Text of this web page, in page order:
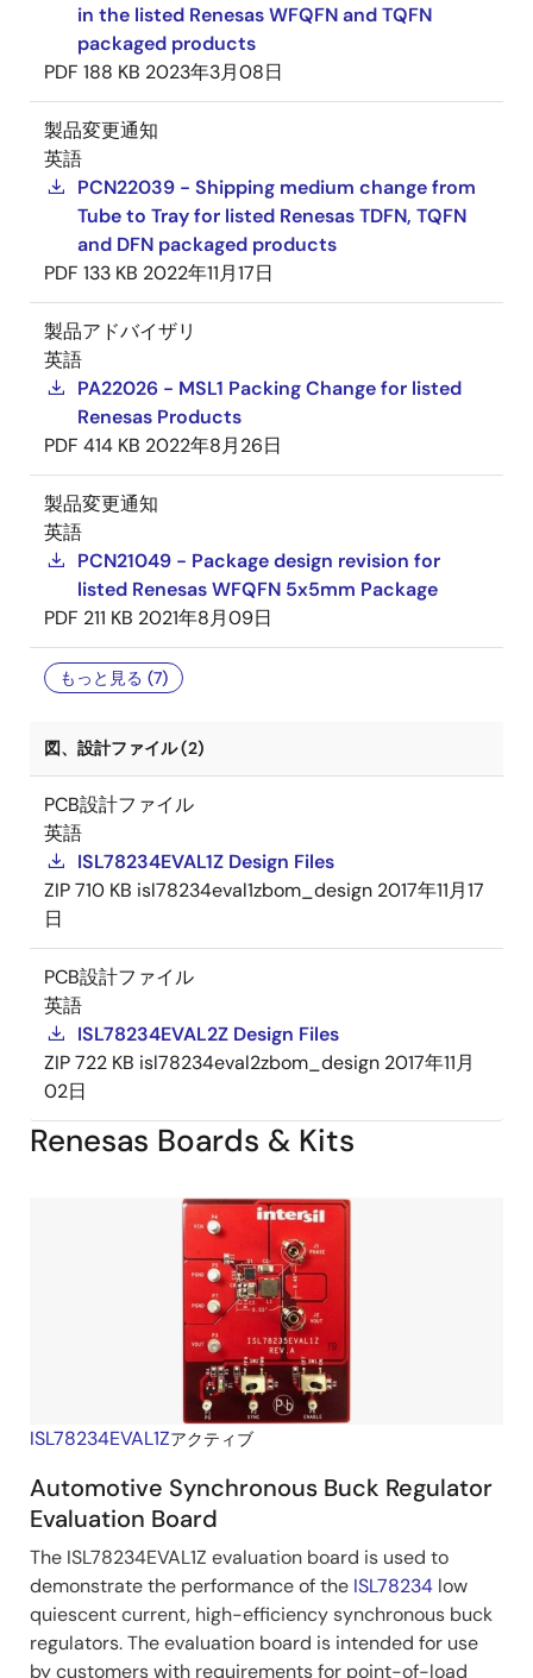
in the listed Renesas WFQFN and TQFN
packaged products
PDF 188 KB 2023年3月08日
製品変更通知
英語
PCN22039 - Shipping medium change from
Tube to Tray for listed Renesas TDFN, TQFN
and DFN packaged products
PDF 133 KB 2022年11月17日
製品アドバイザリ
英語
PA22026 - MSL1 Packing Change for listed
Renesas Products
PDF 414 KB 2022年8月26日
製品変更通知
英語
PCN21049 - Package design revision for
listed Renesas WFQFN 5x5mm Package
PDF 211 KB 2021年8月09日
もっと見る (7)
図、設計ファイル (2)
PCB設計ファイル
英語
ISL78234EVAL1Z Design Files
ZIP710 KB isl78234eval1zbom_design 2017年11月17
日
PCB設計ファイル
英語
ISL78234EVAL2Z Design Files
ZIP722 KB isl78234eval2zbom_design 2017年11月
02日
Renesas Boards & Kits
ISL78234EVAL1Zアクティブ
Automotive Synchronous Buck Regulator
Evaluation Board
The ISL78234EVAL1Z evaluation board is used to
demonstrate the performance of the ISL78234 low
quiescent current, high-efficiency synchronous buck
regulators. The evaluation board is intended for use
by customers with requirements for point-of-load